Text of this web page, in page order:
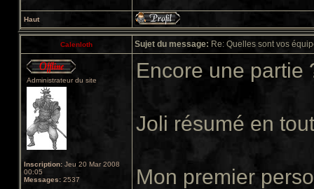
Haut
Calenloth Sujet du message: Re: Quelles sont vos
Administrateur du site
Inscription: Jeu 20 Mar 2008
00:05
Messages: 2537
Encore une partie
Joli résumé en
Mon premier